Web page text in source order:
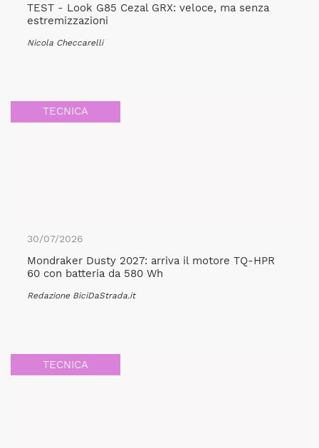
TEST - Look G85 Cezal GRX: veloce, ma senza
estremizzazioni
Nicola Checcarelli
TECNICA
30/07/2026
Mondraker Dusty 2027: arriva il motore TQ-HPR
60 con batteria da 580 Wh
Redazione BiciDaStrada.it
TECNICA